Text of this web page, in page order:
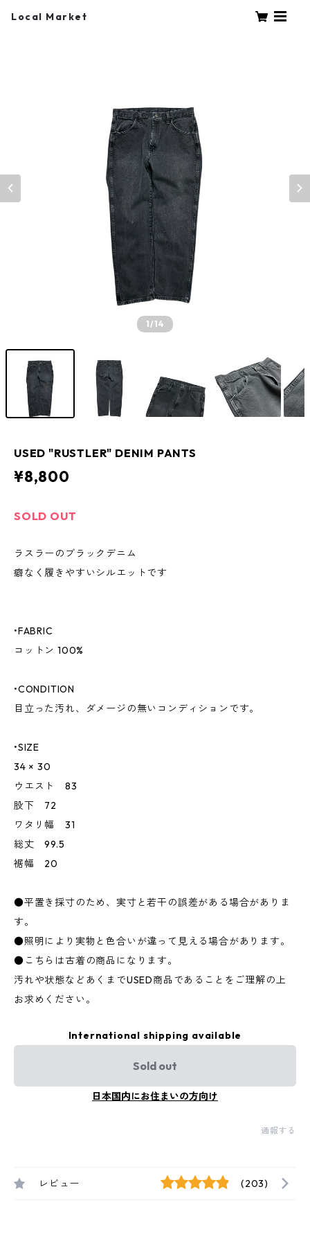
Local Market
1/14
USED "RUSTLER" DENIM PANTS
¥8,800
SOLD OUT
ラスラーのブラックデニム
癖なく履きやすいシルエットです
•FABRIC
コットン 100%
•CONDITION
目立った汚れ、ダメージの無いコンディションです。
•SIZE
34 × 30
ウエスト 83
股下 72
ワタリ幅 31
総丈 99.5
裾幅 20
●平置き採寸のため、実寸と若干の誤差がある場合がありま
す。
●照明により実物と色合いが違って見える場合があります。
●こちらは古着の商品になります。
汚れや状態などあくまでUSED商品であることをご理解の上
お求めください。
International shipping available
Sold out
日本国内にお住まいの方向け
通報する
レビュー (203)